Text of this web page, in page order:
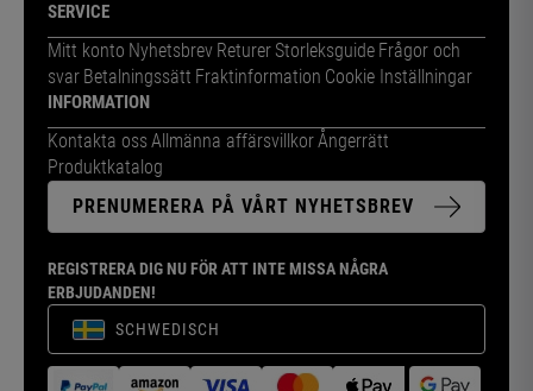
SERVICE
Mitt konto Nyhetsbrev Returer Storleksguide Frågor och
svar Betalningssätt Fraktinformation Cookie Inställningar
INFORMATION
Kontakta ossAllmänna affärsvillkorÅngerrätt
Produktkatalog
PRENUMERERA PÅ VÅRT NYHETSBREV
REGISTRERA DIG NU FÖR ATT INTE MISSA NÅGRA
ERBJUDANDEN!
SCHWEDISCH